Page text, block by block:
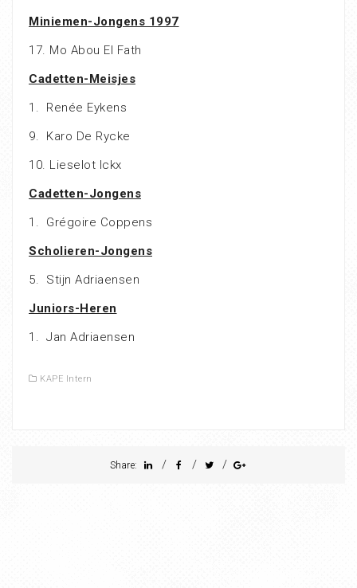
Miniemen-Jongens 1997
17. Mo Abou El Fath
Cadetten-Meisjes
1. Renée Eykens
9. Karo De Rycke
10. Lieselot Ickx
Cadetten-Jongens
1. Grégoire Coppens
Scholieren-Jongens
5. Stijn Adriaensen
Juniors-Heren
1. Jan Adriaensen
KAPE Intern
Share: / / /